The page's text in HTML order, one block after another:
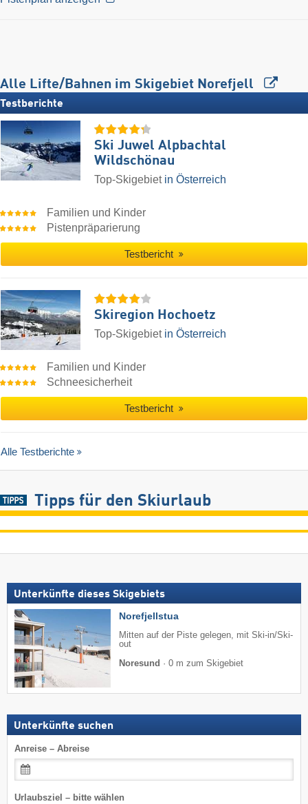
Alle Lifte/Bahnen im Skigebiet Norefjell
Testberichte
Ski Juwel Alpbachtal
Wildschönau
Top-Skigebiet in Österreich
Familien und Kinder
Pistenpräparierung
Testbericht
Skiregion Hochoetz
Top-Skigebiet in Österreich
Familien und Kinder
Schneesicherheit
Testbericht
Alle Testberichte
Tipps für den Skiurlaub
Unterkünfte dieses Skigebiets
Norefjellstua
Mitten auf der Piste gelegen, mit Ski-in/Ski-
out
Noresund · 0 m zum Skigebiet
Unterkünfte suchen
Anreise – Abreise
Urlaubsziel – bitte wählen